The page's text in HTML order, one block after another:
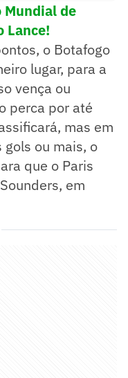
de
Lance!
o Botafogo
lugar, para a
vença ou
perca por até
mas em
ou mais, o
que o Paris
em